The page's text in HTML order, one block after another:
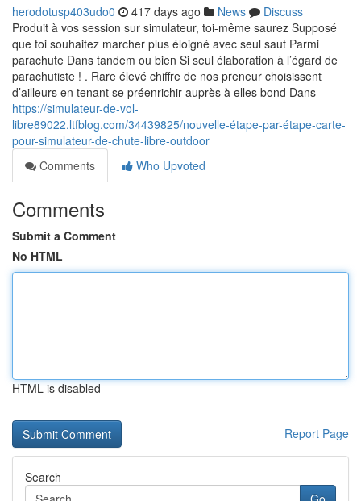
herodotusp403udo0 417 days ago News
Discuss
Produit à vos session sur simulateur, toi-même saurez Supposé
que toi souhaitez marcher plus éloigné avec seul saut Parmi
parachute Dans tandem ou bien Si seul élaboration à l’égard de
parachutiste ! . Rare élevé chiffre de nos preneur choisissent
d’ailleurs en tenant se préenrichir auprès à elles bond Dans
https://simulateur-de-vol-
libre89022.ltfblog.com/34439825/nouvelle-étape-par-étape-carte-
pour-simulateur-de-chute-libre-outdoor
Comments
Who Upvoted
Comments
Submit a Comment
No HTML
HTML is disabled
Report Page
Search